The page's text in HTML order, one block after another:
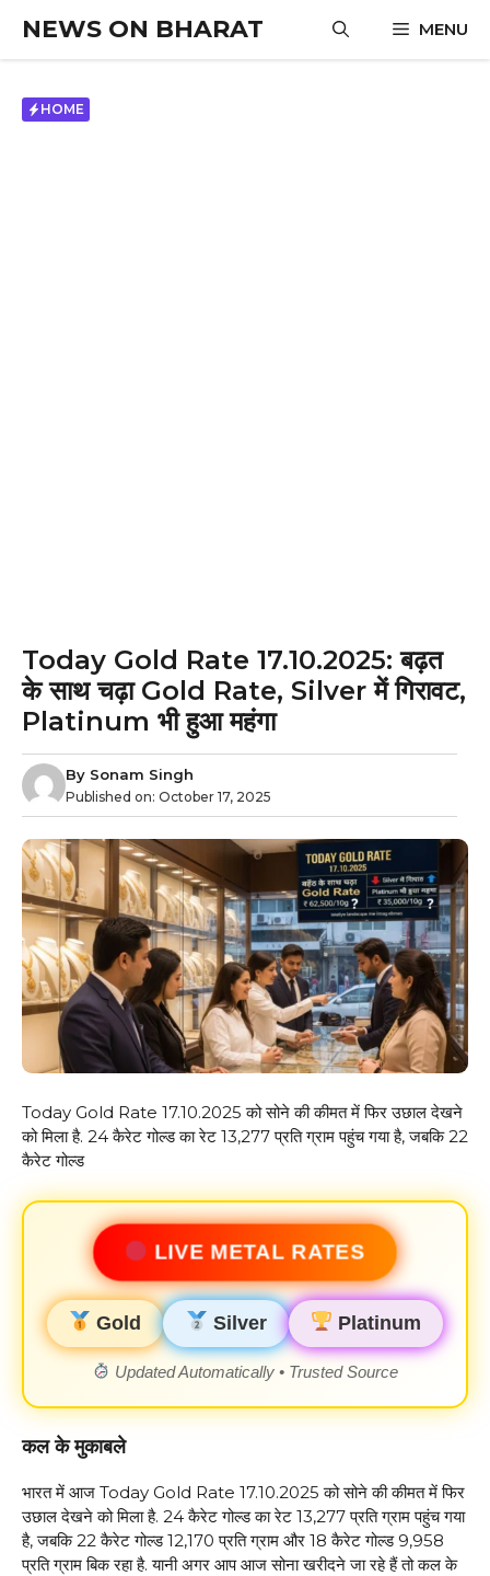
content
NEWS ON BHARAT MENU
HOME
Today Gold Rate 17.10.2025: बढ़त
के साथ चढ़ा Gold Rate, Silver में गिरावट,
Platinum भी हुआ महंगा
By Sonam Singh
Published on: October 17, 2025
Today Gold Rate 17.10.2025 को सोने की कीमत में फिर उछाल देखने
को मिला है. 24 कैरेट गोल्ड का रेट ₹13,277 प्रति ग्राम पहुंच गया है, जबकि 22
कैरेट गोल्ड
LIVE METAL RATES
Gold Silver Platinum
Updated Automatically • Trusted Source
कल के मुकाबले
भारत में आज Today Gold Rate 17.10.2025 को सोने की कीमत में फिर
उछाल देखने को मिला है. 24 कैरेट गोल्ड का रेट ₹13,277 प्रति ग्राम पहुंच गया
है, जबकि 22 कैरेट गोल्ड ₹12,170 प्रति ग्राम और 18 कैरेट गोल्ड ₹9,958
प्रति ग्राम बिक रहा है. यानी अगर आप आज सोना खरीदने जा रहे हैं तो कल के